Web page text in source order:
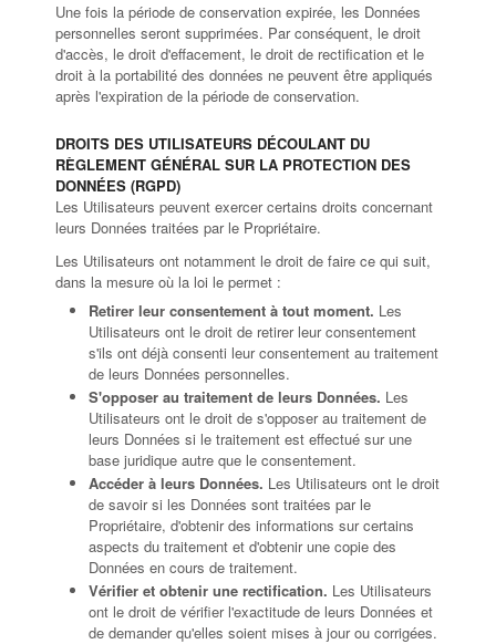
Une fois la période de conservation expirée, les Données
personnelles seront supprimées. Par conséquent, le droit
d'accès, le droit d'effacement, le droit de rectification et le
droit à la portabilité des données ne peuvent être appliqués
après l'expiration de la période de conservation.
DROITS DES UTILISATEURS DÉCOULANT DU
RÈGLEMENT GÉNÉRAL SUR LA PROTECTION DES
DONNÉES (RGPD)
Les Utilisateurs peuvent exercer certains droits concernant
leurs Données traitées par le Propriétaire.
Les Utilisateurs ont notamment le droit de faire ce qui suit,
dans la mesure où la loi le permet :
Retirer leur consentement à tout moment. Les
Utilisateurs ont le droit de retirer leur consentement
s'ils ont déjà consenti leur consentement au traitement
de leurs Données personnelles.
S'opposer au traitement de leurs Données. Les
Utilisateurs ont le droit de s'opposer au traitement de
leurs Données si le traitement est effectué sur une
base juridique autre que le consentement.
Accéder à leurs Données. Les Utilisateurs ont le droit
de savoir si les Données sont traitées par le
Propriétaire, d'obtenir des informations sur certains
aspects du traitement et d'obtenir une copie des
Données en cours de traitement.
Vérifier et obtenir une rectification. Les Utilisateurs
ont le droit de vérifier l'exactitude de leurs Données et
de demander qu'elles soient mises à jour ou corrigées.